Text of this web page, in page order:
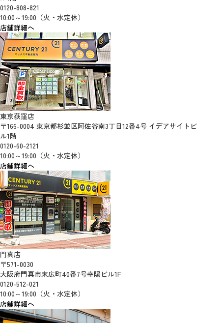
0120-808-821
10:00～19:00（火・水定休）
店舗詳細へ
東京荻窪店
〒166-0004 東京都杉並区阿佐谷南3丁目12番4号 イデアサイトビ
ル1階
0120-60-2121
10:00～19:00（火・水定休）
店舗詳細へ
門真店
〒571-0030
大阪府門真市末広町40番7号幸陽ビル1F
0120-512-021
10:00～19:00（火・水定休）
店舗詳細へ